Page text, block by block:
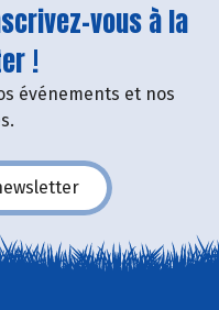
vous à la
!
événements et nos